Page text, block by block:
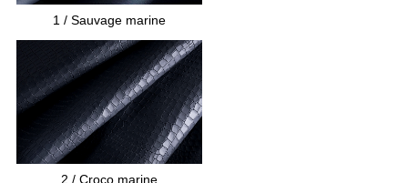
1 / Sauvage marine
2 / Croco marine